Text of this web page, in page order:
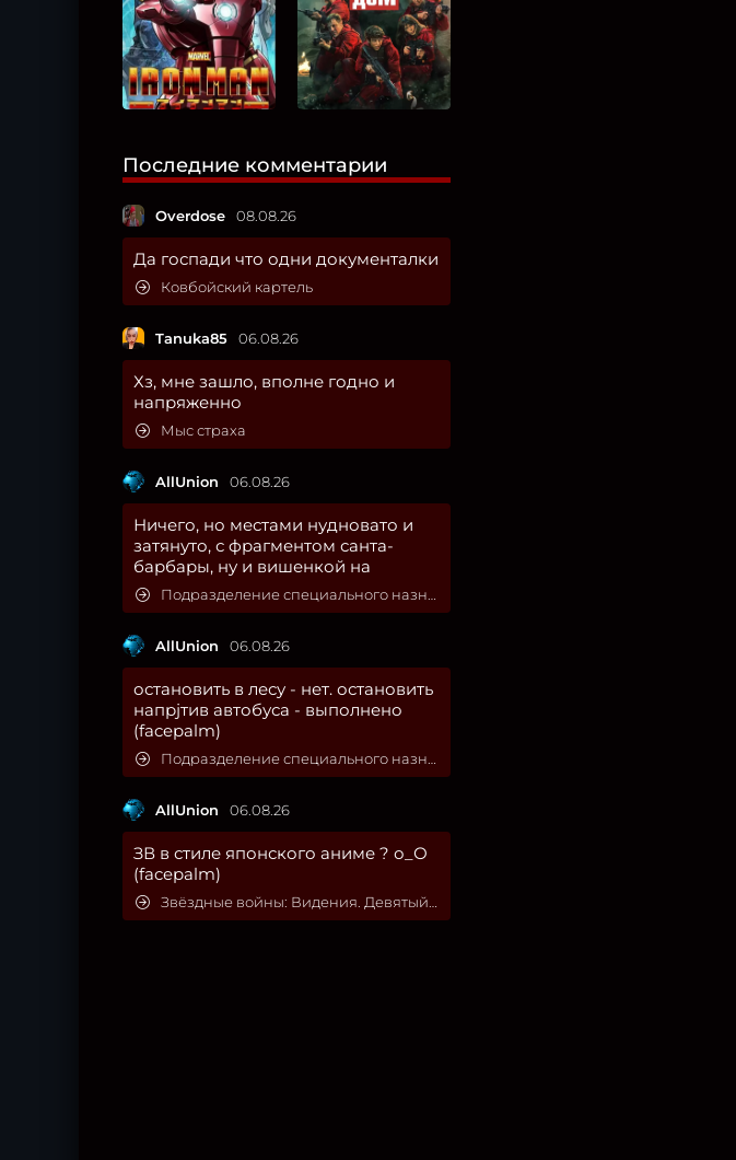
Последние комментарии
Overdose 08.08.26
Да госпади что одни документалки
Ковбойский картель
Tanuka85 06.08.26
Хз, мне зашло, вполне годно и
напряженно
Мыс страха
AllUnion 06.08.26
Ничего, но местами нудновато и
затянуто, с фрагментом санта-
барбары, ну и вишенкой на
Подразделение специального назначения
AllUnion 06.08.26
остановить в лесу - нет. остановить
напрjтив автобуса - выполнено
(facepalm)
Подразделение специального назначения
AllUnion 06.08.26
ЗВ в стиле японского аниме ? о_О
(facepalm)
Звёздные войны: Видения. Девятый джедай